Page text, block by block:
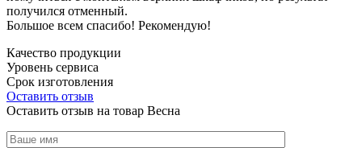
получился отменный.
Большое всем спасибо! Рекомендую!
Качество продукции
Уровень сервиса
Срок изготовления
Оставить отзыв
Оставить отзыв на товар Весна